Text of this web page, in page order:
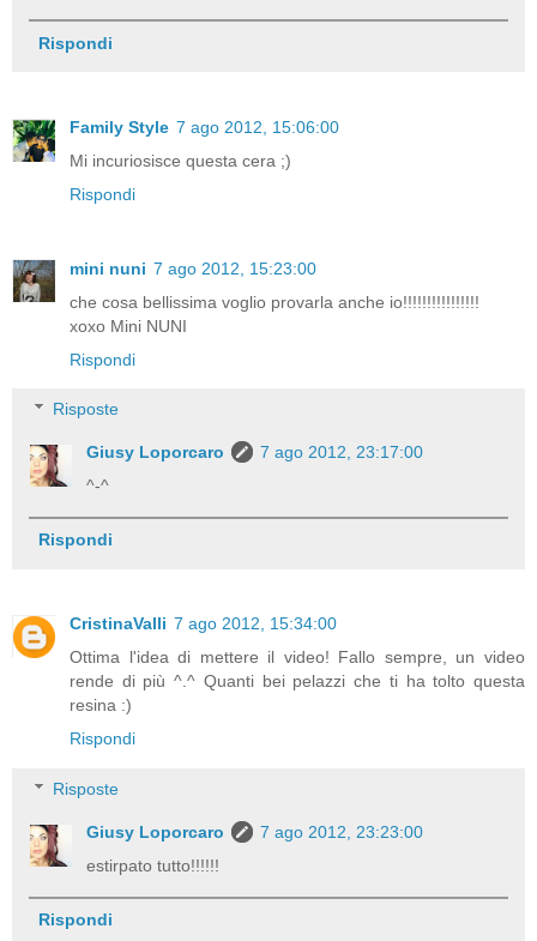
Rispondi
Family Style 7 ago 2012, 15:06:00
Mi incuriosisce questa cera ;)
Rispondi
mini nuni 7 ago 2012, 15:23:00
che cosa bellissima voglio provarla anche io!!!!!!!!!!!!!!!!
xoxo Mini NUNI
Rispondi
Risposte
Giusy Loporcaro
7 ago 2012, 23:17:00
^-^
Rispondi
CristinaValli 7 ago 2012, 15:34:00
Ottima l'idea di mettere il video! Fallo sempre, un video
rende di più ^.^ Quanti bei pelazzi che ti ha tolto questa
resina :)
Rispondi
Risposte
Giusy Loporcaro
7 ago 2012, 23:23:00
estirpato tutto!!!!!!
Rispondi